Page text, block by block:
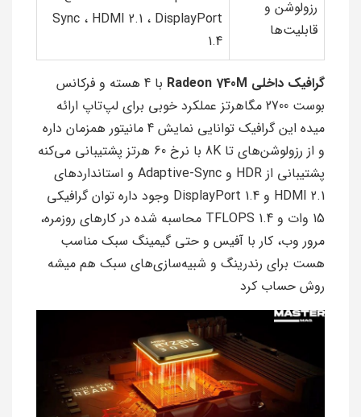
رزولوشن و
قابلیت‌ها
Sync ، HDMI 2.1 ، DisplayPort
1.4
گرافیک داخلی Radeon 740M
با 4 هسته و فرکانس
بوست 2700 مگاهرتز عملکرد خوبی برای لپ‌تاپ ارائه
میده این گرافیک توانایی نمایش 4 مانیتور همزمان داره
و از رزولوشن‌های تا 8K با نرخ 60 هرتز پشتیبانی می‌کنه
پشتیبانی از HDR و Adaptive-Sync و استانداردهای
HDMI 2.1 و DisplayPort 1.4 وجود داره توان گرافیکی
15 وات و 1.4 TFLOPS محاسبه شده در کارهای روزمره،
مرور وب، کار با آفیس و حتی گیمینگ سبک مناسب
هست برای رندرینگ و شبیه‌سازی‌های سبک هم میشه
روش حساب کرد